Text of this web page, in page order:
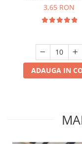
3,65 RON
ADAUGA IN